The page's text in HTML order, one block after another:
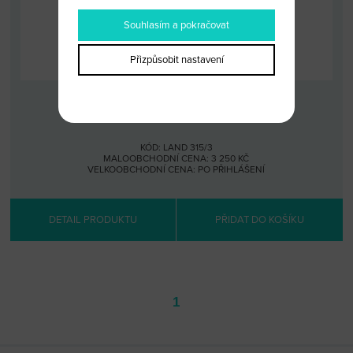
KÓD: LAND 315/3
MALOOBCHODNÍ CENA: 3 250 KČ
VELKOOBCHODNÍ CENA: PO PŘIHLÁŠENÍ
DETAIL PRODUKTU PŘIDAT DO KOŠÍKU
1
Souhlasím a pokračovat
Přizpůsobit nastavení